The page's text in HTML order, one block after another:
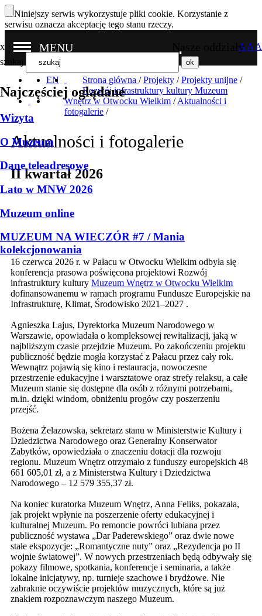
Niniejszy serwis wykorzystuje pliki cookie. Korzystanie z
serwisu oznacza akceptację tego stanu rzeczy.
Nasze oddziały
MENU
x
szukaj
Najczęściej oglądane
Wizyta
O Muzeum
Dane teleadresowe
Lato w MNW 2026
Muzeum online
MUZEUM NA WIECZÓR #7 / Mania
kolekcjonowania
A A A
EN Strona główna / Projekty /Projekty unijne /
Rozwój infrastruktury kultury Muzeum
Wnętrz w Otwocku Wielkim /Aktualności i
fotogalerie /
Aktualności i fotogalerie
II kwartał 2026
16 czerwca 2026 r. w Pałacu w Otwocku Wielkim odbyła się
konferencja prasowa poświęcona projektowi Rozwój
infrastruktury kultury Muzeum Wnętrz w Otwocku Wielkim
dofinansowanemu w ramach programu Fundusze Europejskie na
Infrastrukturę, Klimat, Środowisko 2021–2027 .
Agnieszka Lajus, Dyrektorka Muzeum Narodowego w
Warszawie, opowiadała o kompleksowej rewitalizacji, jaką w
najbliższym czasie przejdzie Muzeum. Po zakończeniu projektu
publiczność będzie mogła korzystać z Pałacu przez cały rok.
Wewnątrz pojawią się kino i restauracja, nowoczesne
przestrzenie edukacyjne i warsztatowe oraz strefy relaksu, a całe
Muzeum stanie się dostępne dla osób z różnymi potrzebami,
m.in. dzięki windom, obniżeniu progów czy poszerzeniu
przejść.
Bożena Żelazowska, sekretarz stanu w Ministerstwie Kultury i
Dziedzictwa Narodowego oraz Generalny Konserwator
Zabytków, opowiedziała o znaczeniu dotacji dla rozwoju
regionu. Muzeum Wnętrz otrzymało z funduszy europejskich 48
661 605,01 zł, a z Ministerstwa Kultury i Dziedzictwa
Narodowego – 12 579 355,37 zł.
Na koniec kuratorka Muzeum Wnętrz, Anna Feliks, pokazała,
jak projekt wpłynie na poszerzenie oferty edukacyjnej i
kulturalnej Muzeum. Po remoncie powróci lubiana przez
publiczność wystawa „Dar Paderewskiego” oraz dwie nowe
stałe ekspozycje: „Romantyczne nuty” oraz „Rezydencja po II
wojnie światowej”. W nowych przestrzeniach będą odbywały się
pokazy filmowe, spotkania, konferencje i seminaria, a także
lokalne inicjatywy, np. turnieje szachowe i brydżowe. Nie
zabraknie oczywiście projektów muzycznych, które są już
znakiem rozpoznawczym naszego Muzeum.